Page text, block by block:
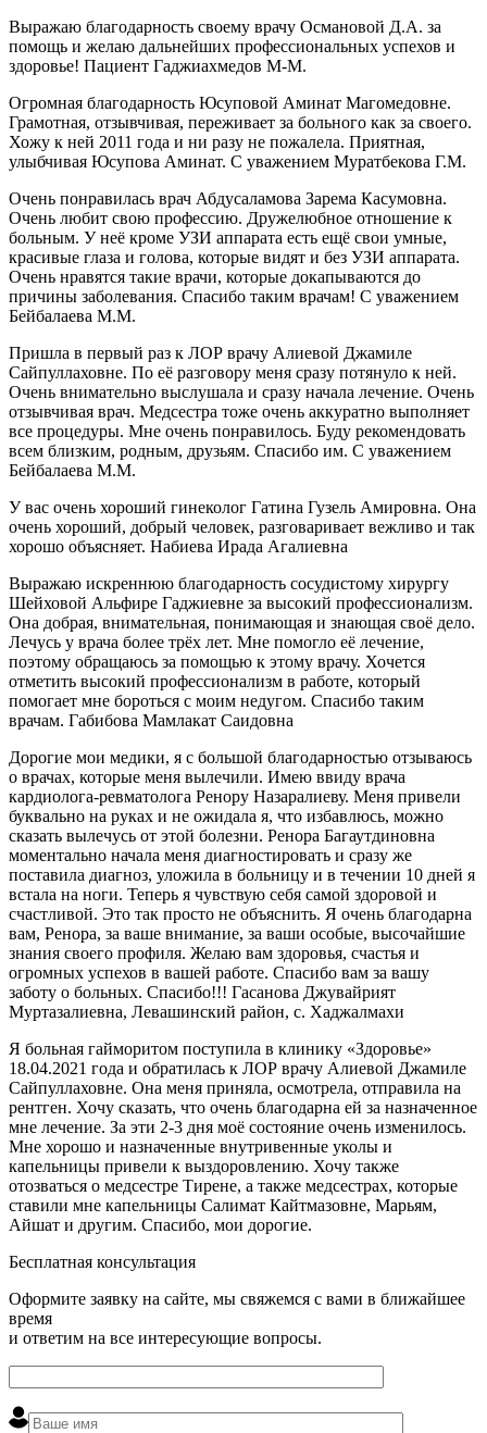
Выражаю благодарность своему врачу Османовой Д.А. за
помощь и желаю дальнейших профессиональных успехов и
здоровье! Пациент Гаджиахмедов М-М.
Огромная благодарность Юсуповой Аминат Магомедовне.
Грамотная, отзывчивая, переживает за больного как за своего.
Хожу к ней 2011 года и ни разу не пожалела. Приятная,
улыбчивая Юсупова Аминат. С уважением Муратбекова Г.М.
Очень понравилась врач Абдусаламова Зарема Касумовна.
Очень любит свою профессию. Дружелюбное отношение к
больным. У неё кроме УЗИ аппарата есть ещё свои умные,
красивые глаза и голова, которые видят и без УЗИ аппарата.
Очень нравятся такие врачи, которые докапываются до
причины заболевания. Спасибо таким врачам! С уважением
Бейбалаева М.М.
Пришла в первый раз к ЛОР врачу Алиевой Джамиле
Сайпуллаховне. По её разговору меня сразу потянуло к ней.
Очень внимательно выслушала и сразу начала лечение. Очень
отзывчивая врач. Медсестра тоже очень аккуратно выполняет
все процедуры. Мне очень понравилось. Буду рекомендовать
всем близким, родным, друзьям. Спасибо им. С уважением
Бейбалаева М.М.
У вас очень хороший гинеколог Гатина Гузель Амировна. Она
очень хороший, добрый человек, разговаривает вежливо и так
хорошо объясняет. Набиева Ирада Агалиевна
Выражаю искреннюю благодарность сосудистому хирургу
Шейховой Альфире Гаджиевне за высокий профессионализм.
Она добрая, внимательная, понимающая и знающая своё дело.
Лечусь у врача более трёх лет. Мне помогло её лечение,
поэтому обращаюсь за помощью к этому врачу. Хочется
отметить высокий профессионализм в работе, который
помогает мне бороться с моим недугом. Спасибо таким
врачам. Габибова Мамлакат Саидовна
Дорогие мои медики, я с большой благодарностью отзываюсь
о врачах, которые меня вылечили. Имею ввиду врача
кардиолога-ревматолога Ренору Назаралиеву. Меня привели
буквально на руках и не ожидала я, что избавлюсь, можно
сказать вылечусь от этой болезни. Ренора Багаутдиновна
моментально начала меня диагностировать и сразу же
поставила диагноз, уложила в больницу и в течении 10 дней я
встала на ноги. Теперь я чувствую себя самой здоровой и
счастливой. Это так просто не объяснить. Я очень благодарна
вам, Ренора, за ваше внимание, за ваши особые, высочайшие
знания своего профиля. Желаю вам здоровья, счастья и
огромных успехов в вашей работе. Спасибо вам за вашу
заботу о больных. Спасибо!!! Гасанова Джувайрият
Муртазалиевна, Левашинский район, с. Хаджалмахи
Я больная гайморитом поступила в клинику «Здоровье»
18.04.2021 года и обратилась к ЛОР врачу Алиевой Джамиле
Сайпуллаховне. Она меня приняла, осмотрела, отправила на
рентген. Хочу сказать, что очень благодарна ей за назначенное
мне лечение. За эти 2-3 дня моё состояние очень изменилось.
Мне хорошо и назначенные внутривенные уколы и
капельницы привели к выздоровлению. Хочу также
отозваться о медсестре Тирене, а также медсестрах, которые
ставили мне капельницы Салимат Кайтмазовне, Марьям,
Айшат и другим. Спасибо, мои дорогие.
Бесплатная консультация
Оформите заявку на сайте, мы свяжемся с вами в ближайшее
время
и ответим на все интересующие вопросы.